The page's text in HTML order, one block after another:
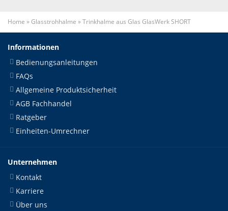
Home »Glasstrohhalme »Trinkhalme aus Glas GlasWerk SHORT
Informationen
Bedienungsanleitungen
FAQs
Allgemeine Produktsicherheit
AGB Fachhandel
Ratgeber
Einheiten-Umrechner
Unternehmen
Kontakt
Karriere
Über uns